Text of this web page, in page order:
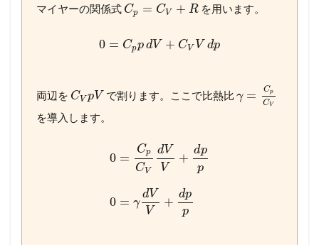
マイヤーの関係式 Cp = CV + R を用います。
0 = CppdV + CV V dp
両辺を CV pV で割ります。ここで比熱比γ = Cp
CV
を導入します。
0
0
=
Cp
CV
dV
V
+
dp
p
= γ
dV
V
+
dp
p